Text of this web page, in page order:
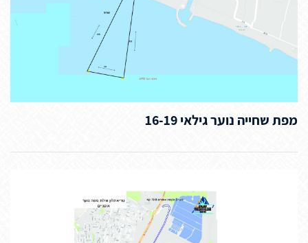
מפת שחייה נוער גילאי 16-19